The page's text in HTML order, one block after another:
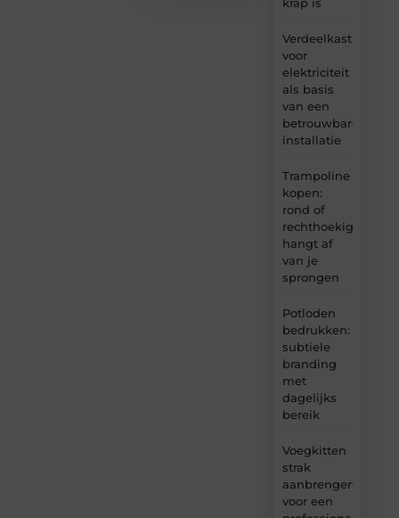
Verdeelkast
voor
elektriciteit
als basis
van een
betrouwbare
installatie
Trampoline
kopen:
rond of
rechthoekig
hangt af
van je
sprongen
Potloden
bedrukken:
subtiele
branding
met
dagelijks
bereik
Voegkitten
strak
aanbrengen
voor een